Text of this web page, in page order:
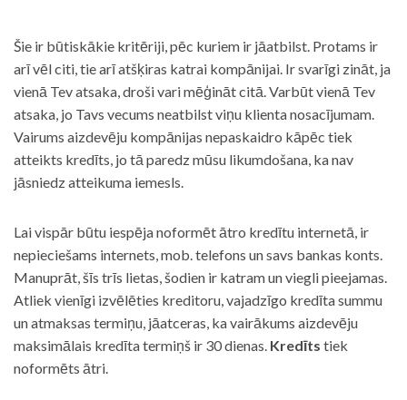
Šie ir būtiskākie kritēriji, pēc kuriem ir jāatbilst. Protams ir
arī vēl citi, tie arī atšķiras katrai kompānijai. Ir svarīgi zināt, ja
vienā Tev atsaka, droši vari mēģināt citā. Varbūt vienā Tev
atsaka, jo Tavs vecums neatbilst viņu klienta nosacījumam.
Vairums aizdevēju kompānijas nepaskaidro kāpēc tiek
atteikts kredīts, jo tā paredz mūsu likumdošana, ka nav
jāsniedz atteikuma iemesls.
Lai vispār būtu iespēja noformēt ātro kredītu internetā, ir
nepieciešams internets, mob. telefons un savs bankas konts.
Manuprāt, šīs trīs lietas, šodien ir katram un viegli pieejamas.
Atliek vienīgi izvēlēties kreditoru, vajadzīgo kredīta summu
un atmaksas termiņu, jāatceras, ka vairākums aizdevēju
maksimālais kredīta termiņš ir 30 dienas. Kredīts tiek
noformēts ātri.